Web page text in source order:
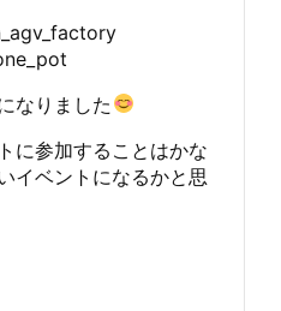
なりました
に参加することはかな
イベントになるかと思